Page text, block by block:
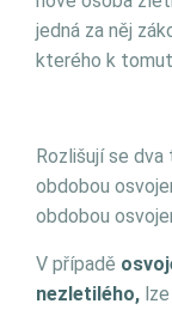
jedná za něj
kterého k
Rozlišují se
obdobou
obdobou
V případě
nezletilého,